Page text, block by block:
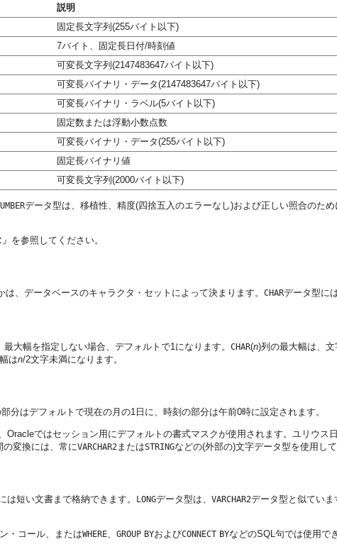
説明
固定長文字列(255バイト以下)
7バイト、固定長日付/時刻値
可変長文字列(2147483647バイト以下)
可変長バイナリ・データ(2147483647バイト以下)
可変長バイナリ・ラベル(5バイト以下)
固定数または浮動小数点数
可変長バイナリ・データ(255バイト以下)
固定長バイナリ値
可変長文字列(2000バイト以下)
データ型は、移植性、精度(四捨五入のエラーなし)および正しい照合のた
を参照してください。
、データベースのキャラクタ・セットによって決まります。 CHARデータ型に
大幅を指定しない場合、デフォルトで1になります。 CHAR(n)列の最大幅は、
はn/2文字未満になります。
はデフォルトで現在の月の1日に、時刻の部分は午前0時に設定されます。
ではセッション用にデフォルトの書式マスクが使用されます。 ユリウス
変換には、常にVARCHAR2 またはSTRINGなどの(外部の)文字データ型を使用して
短い文書まで格納できます。 LONGデータ型は、 VARCHAR2データ型と似ていま
・コール、またはWHERE GROUP BYおよびCONNECT BYなどのSQL句では使用で